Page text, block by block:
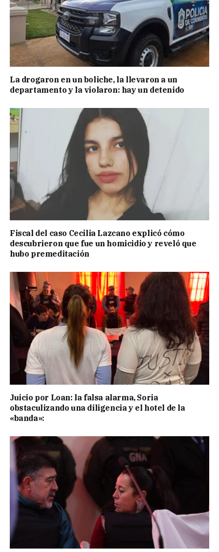
La drogaron en un boliche, la llevaron a un
departamento y la violaron: hay un detenido
Fiscal del caso Cecilia Lazcano explicó cómo
descubrieron que fue un homicidio y reveló que
hubo premeditación
Juicio por Loan: la falsa alarma, Soria
obstaculizando una diligencia y el hotel de la
«banda»: